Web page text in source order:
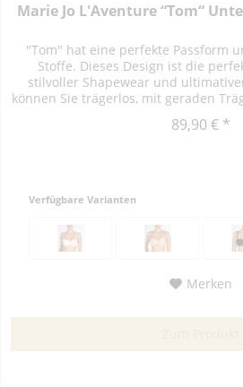
Marie Jo L'Aventure “Tom“
"Tom" hat eine perfekte Passform
Stoffe. Dieses Design ist die
stilvoller Shapewear und
können Sie trägerlos, mit geraden
tragen....
89,90 € *
Verfügbare Varianten
Merken